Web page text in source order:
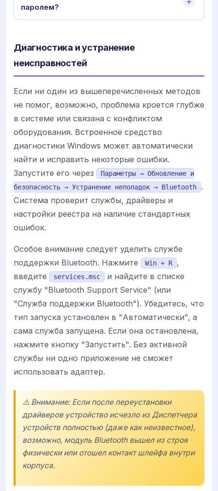
паролем?
Диагностика и устранение
неисправностей
Если ни один из вышеперечисленных методов
не помог, возможно, проблема кроется глубже
в системе или связана с конфликтом
оборудования. Встроенное средство
диагностики Windows может автоматически
найти и исправить некоторые ошибки.
Запустите его через
Параметры → Обновление и
безопасность → Устранение неполадок → Bluetooth
.
Система проверит службы, драйверы и
настройки реестра на наличие стандартных
ошибок.
Особое внимание следует уделить службе
поддержки Bluetooth. Нажмите
Win + R
,
введите
services.msc
и найдите в списке
службу "Bluetooth Support Service" (или
"Служба поддержки Bluetooth"). Убедитесь, что
тип запуска установлен в "Автоматически", а
сама служба запущена. Если она остановлена,
нажмите кнопку "Запустить". Без активной
службы ни одно приложение не сможет
использовать адаптер.
⚠️ Внимание: Если после переустановки
драйверов устройство исчезло из Диспетчера
устройств полностью (даже как неизвестное),
возможно, модуль Bluetooth вышел из строя
физически или отошел контакт шлейфа внутри
корпуса.